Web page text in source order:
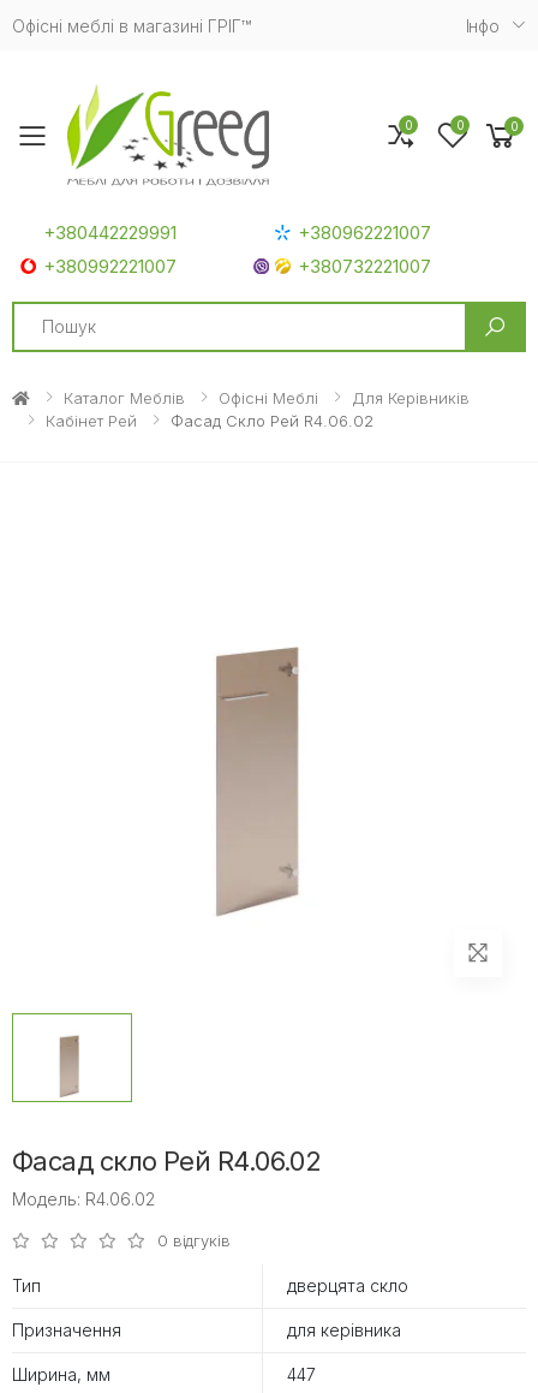
Офісні меблі в магазині ГРІГ™ Iнфо
Toggle mobile menu
+380442229991
+380962221007
+380992221007
+380732221007
Search
0 0 0
Каталог Меблів Офісні Меблі
Для Керівників
Кабінет Рей
Фасад Скло Рей R4.06.02
Фасад скло Рей R4.06.02
Модель: R4.06.02
0 відгуків
Тип дверцята скло
Призначення для керівника
Ширина, мм 447